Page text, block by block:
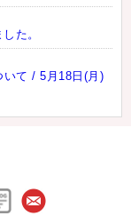
た。
いて / 5月18日(月)